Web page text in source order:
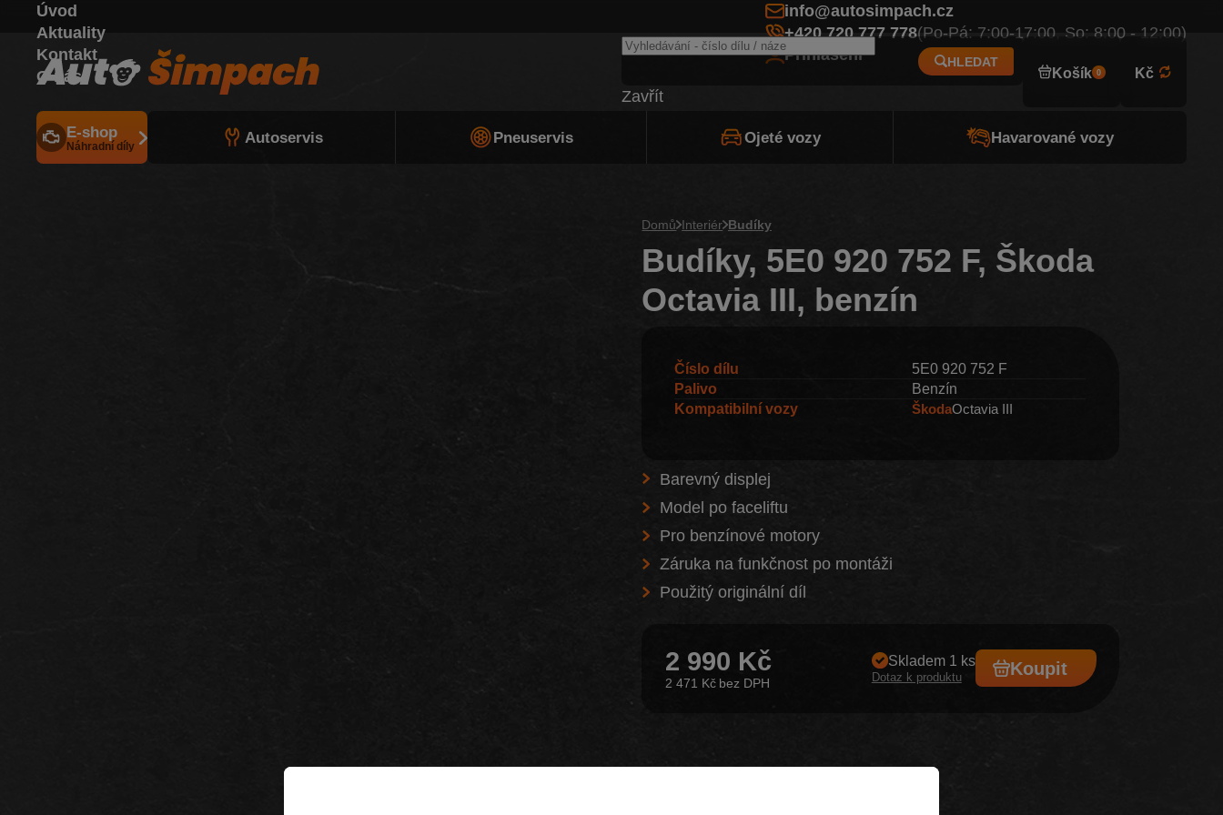
Úvod
Aktuality
Kontakt
O nás
info@autosimpach.cz
+420 720 777 778(Po-Pá: 7:00-17:00, So: 8:00 - 12:00)
Přihlášení
E-shop
Náhradní díly Autoservis Pneuservis Ojeté vozy Havarované vozy
HLEDAT
Zavřít
Košík 0 Kč
Domů Interiér Budíky
Budíky, 5E0 920 752 F, Škoda
Octavia III, benzín
Číslo dílu
5E0 920 752 F
Palivo
Benzín
Kompatibilní vozy
ŠkodaOctavia III
Barevný displej
Model po faceliftu
Pro benzínové motory
Záruka na funkčnost po montáži
Použitý originální díl
2 990 Kč
2 471 Kč
Skladem 1 ks
Dotaz k produktu Koupit